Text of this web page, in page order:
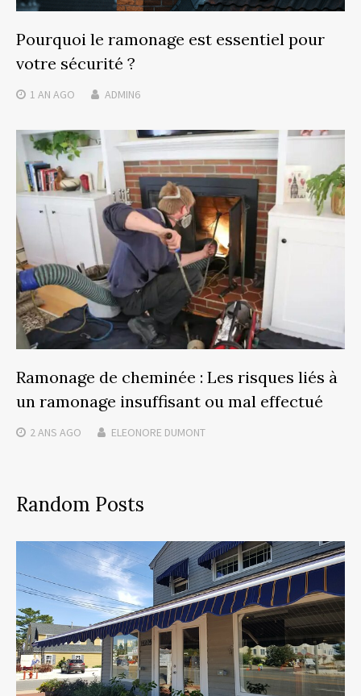
Pourquoi le ramonage est essentiel pour
votre sécurité ?
1 AN AGO ADMIN6
Ramonage de cheminée : Les risques liés à
un ramonage insuffisant ou mal effectué
2 ANS AGO ELEONORE DUMONT
Random Posts